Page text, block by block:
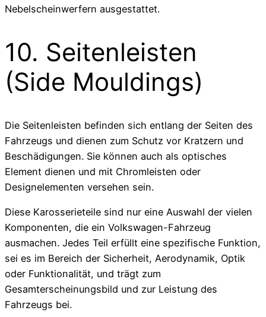
Nebelscheinwerfern ausgestattet.
10. Seitenleisten
(Side Mouldings)
Die Seitenleisten befinden sich entlang der Seiten des
Fahrzeugs und dienen zum Schutz vor Kratzern und
Beschädigungen. Sie können auch als optisches
Element dienen und mit Chromleisten oder
Designelementen versehen sein.
Diese Karosserieteile sind nur eine Auswahl der vielen
Komponenten, die ein Volkswagen-Fahrzeug
ausmachen. Jedes Teil erfüllt eine spezifische Funktion,
sei es im Bereich der Sicherheit, Aerodynamik, Optik
oder Funktionalität, und trägt zum
Gesamterscheinungsbild und zur Leistung des
Fahrzeugs bei.